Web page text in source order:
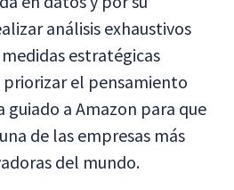
análisis exhaustivos
estratégicas
el pensamiento
guiado a Amazon para que
de las empresas más
del mundo.